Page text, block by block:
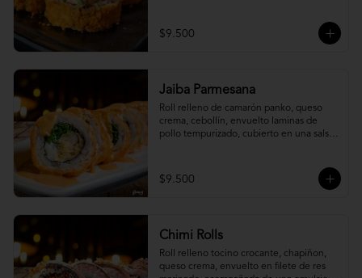
$9.500
Jaiba Parmesana
Roll relleno de camarón panko, queso
crema, cebollín, envuelto laminas de
pollo tempurizado, cubierto en una salsa
$9.500
Chimi Rolls
Roll relleno tocino crocante, chapiñon,
queso crema, envuelto en filete de res